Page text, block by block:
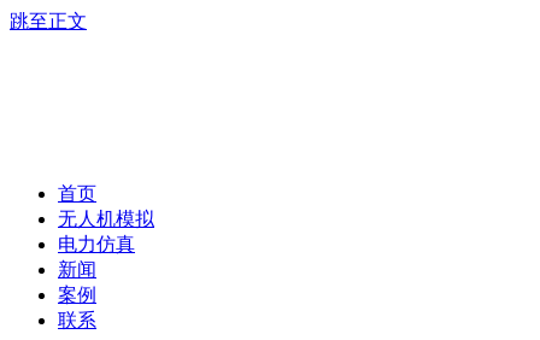
跳至正文
首页
无人机模拟
电力仿真
新闻
案例
联系